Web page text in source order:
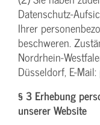
Datenschutz-
Ihrer
beschweren.
Nordrhein-
Düsseldorf, E-
§ 3 Erhebung
unserer Website